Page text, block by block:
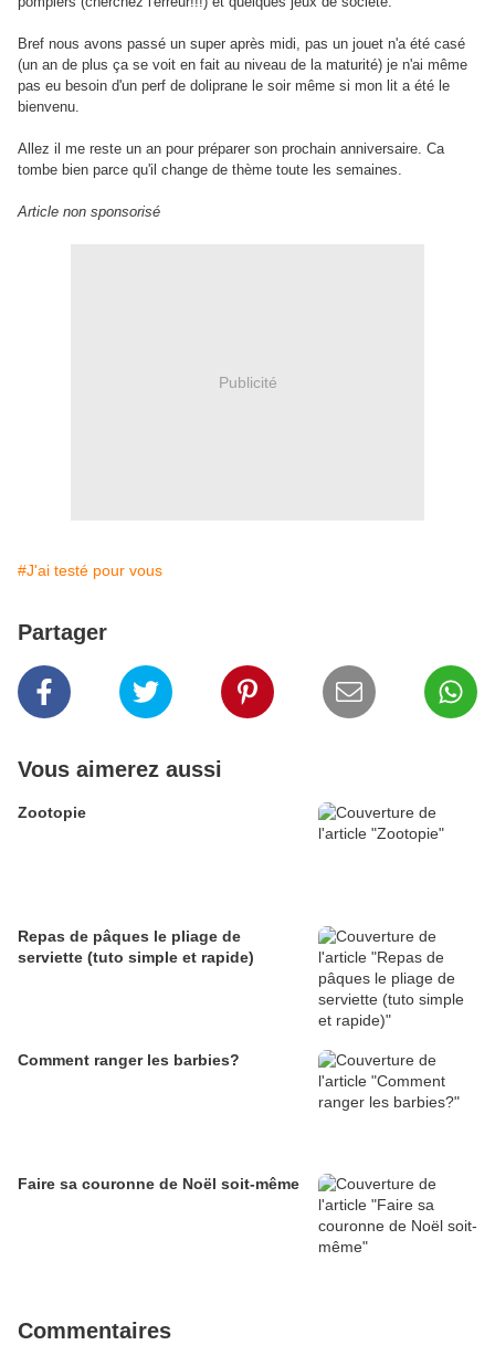
Bref nous avons passé un super après midi, pas un jouet n'a été casé
(un an de plus ça se voit en fait au niveau de la maturité) je n'ai même
pas eu besoin d'un perf de doliprane le soir même si mon lit a été le
bienvenu.
Allez il me reste un an pour préparer son prochain anniversaire. Ca
tombe bien parce qu'il change de thème toute les semaines.
Article non sponsorisé
Publicité
#J'ai testé pour vous
Partager
Vous aimerez aussi
Zootopie
Repas de pâques le pliage de
serviette (tuto simple et rapide)
Comment ranger les barbies?
Faire sa couronne de Noël soit-même
Commentaires